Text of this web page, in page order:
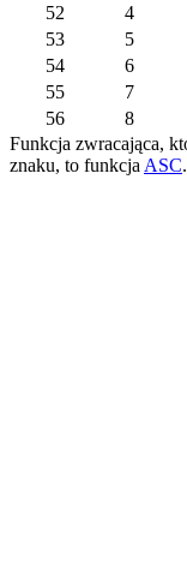
52
4
53
5
54
6
55
7
56
8
Funkcja zwracająca,
znaku, to funkcja ASC.